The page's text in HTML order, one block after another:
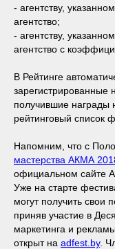
- агентству,
агентство;
- агентству,
агентство с
В Рейтинге
зарегистрированные
получившие награды
рейтинговый список
Напомним, что с
мастерства АКМА
официальном сайте
Уже на старте
могут получить свои
приняв участие в
маркетинга и
открыт на adfest.by.